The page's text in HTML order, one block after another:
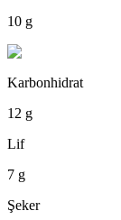
10 g
Karbonhidrat
12 g
Lif
7 g
Şeker